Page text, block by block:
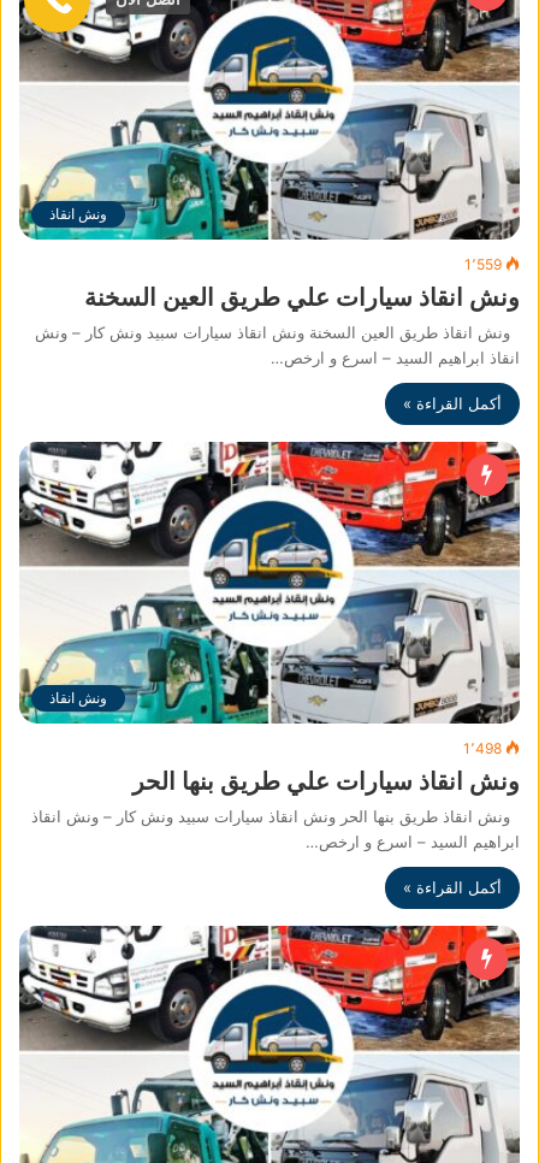
ونش انقاذ
1٬559
ونش انقاذ سيارات علي طريق العين السخنة
ونش انقاذ طريق العين السخنة ونش انقاذ سيارات سبيد ونش كار – ونش
انقاذ ابراهيم السيد – اسرع و ارخص…
أكمل القراءة »
ونش انقاذ
1٬498
ونش انقاذ سيارات علي طريق بنها الحر
ونش انقاذ طريق بنها الحر ونش انقاذ سيارات سبيد ونش كار – ونش انقاذ
ابراهيم السيد – اسرع و ارخص…
أكمل القراءة »